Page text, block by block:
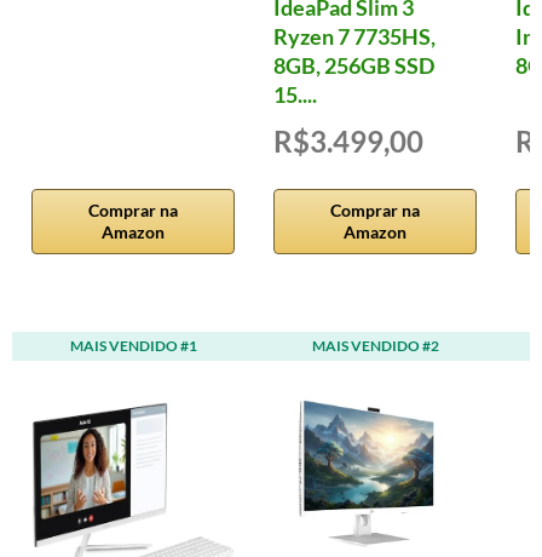
Comprar na
Amazon
IdeaPad Slim 3
Ryzen 7 7735HS,
8GB, 256GB SSD
15....
R$3.499,00
Comprar na
Amazon
MAIS VENDIDO #1 MAIS VENDIDO #2